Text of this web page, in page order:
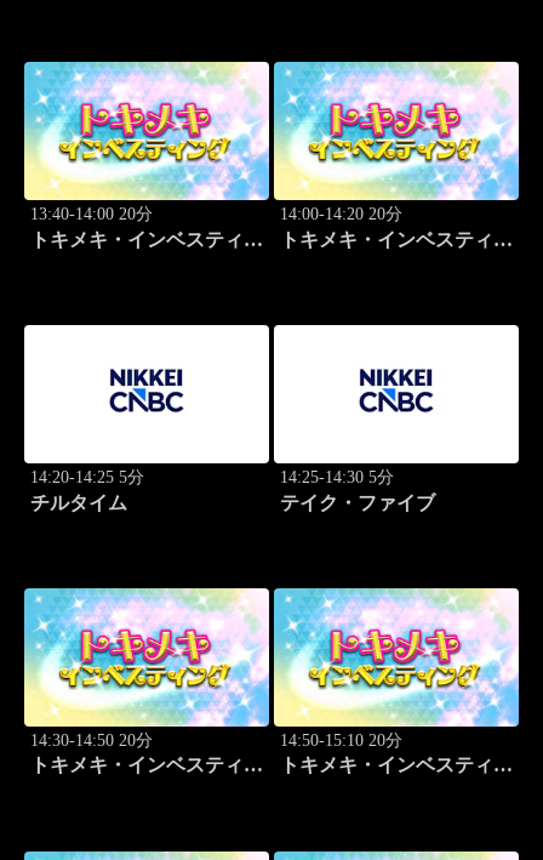
13:40-14:00 20分
トキメキ・インベスティン
14:00-14:20 20分
トキメキ・インベスティン
14:20-14:25 5分
チルタイム
14:25-14:30 5分
テイク・ファイブ
14:30-14:50 20分
トキメキ・インベスティン
14:50-15:10 20分
トキメキ・インベスティン